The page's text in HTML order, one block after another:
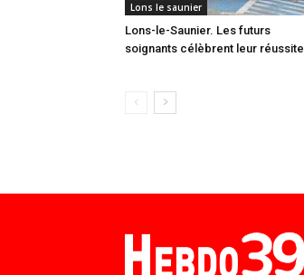
Lons le saunier
Lons-le-Saunier. Les futurs
soignants célèbrent leur réussite